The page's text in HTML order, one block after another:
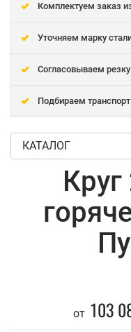
Комплектуем заказ
Уточняем марку
Согласовываем
Подбираем
КАТАЛОГ
от 103